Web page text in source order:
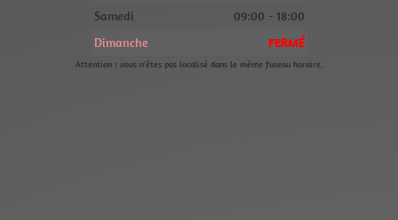
Samedi
09:00 - 18:00
Dimanche
FERMÉ
Attention : vous n'êtes pas localisé dans le même fuseau horaire.